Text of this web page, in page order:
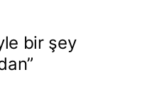
bir şey